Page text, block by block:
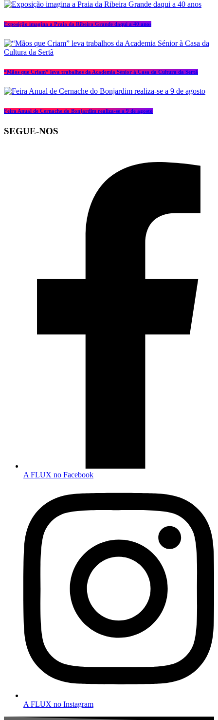
Exposição imagina a Praia da Ribeira Grande daqui a 40 anos
“Mãos que Criam” leva trabalhos da Academia Sénior à Casa da Cultura da Sertã
Feira Anual de Cernache do Bonjardim realiza-se a 9 de agosto
SEGUE-NOS
A FLUX no Facebook
A FLUX no Instagram